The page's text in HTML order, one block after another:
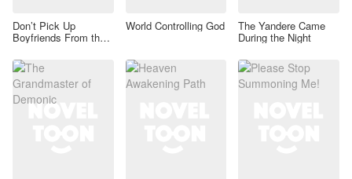
Don’t Pick Up
Boyfriends From the
World Controlling God The Yandere Came
During the Night